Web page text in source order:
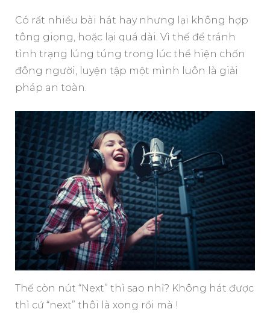
Có rất nhiều bài hát hay nhưng lại không hợp
tông giọng, hoặc lại quá dài. Vì thế để tránh
tình trạng lúng túng trong lúc thể hiện chốn
đông người, luyện tập một mình luôn là giải
pháp an toàn.
Thế còn nút “Next” thì sao nhỉ? Không hát được
thì cứ “next” thôi là xong rồi mà !